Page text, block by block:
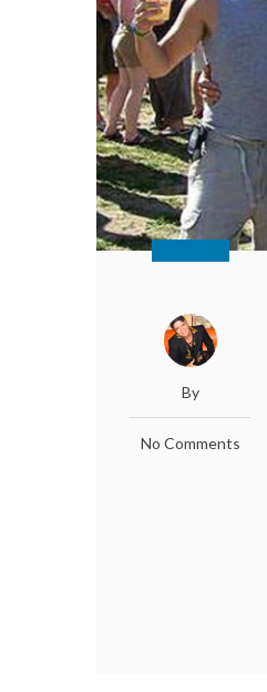
By
No Comments